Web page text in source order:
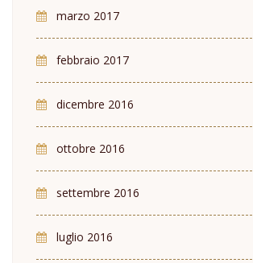
marzo 2017
febbraio 2017
dicembre 2016
ottobre 2016
settembre 2016
luglio 2016